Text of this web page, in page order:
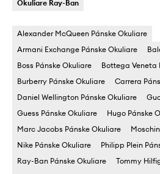
Okuliare Ray-Ban
Alexander McQueen Pánske Okuliare
Armani Exchange Pánske Okuliare
Boss Pánske Okuliare
Bottega Veneta
Burberry Pánske Okuliare
Carrera
Daniel Wellington Pánske Okuliare
Guess Pánske Okuliare
Hugo Pánske
Marc Jacobs Pánske Okuliare
Nike Pánske Okuliare
Philipp Plein
Ray-Ban Pánske Okuliare
Tommy